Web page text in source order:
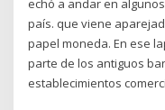
echó a andar en
país. que viene
papel moneda. En ese
parte de los antiguos
establecimientos